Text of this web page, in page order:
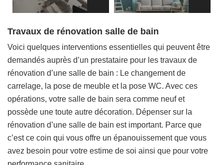
Travaux de rénovation salle de bain
Voici quelques interventions essentielles qui peuvent être
demandés auprès d’un prestataire pour les travaux de
rénovation d’une salle de bain : Le changement de
carrelage, la pose de meuble et la pose WC. Avec ces
opérations, votre salle de bain sera comme neuf et
possède une toute autre décoration. Dépenser sur la
rénovation d’une salle de bain est important. Parce que
c’est ce coin qui vous offre un épanouissement que vous
avez besoin pour votre estime de soi ainsi que pour votre